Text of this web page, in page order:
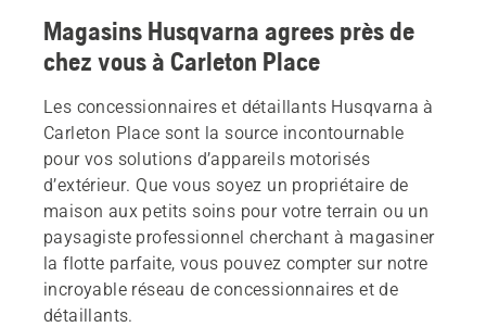
Magasins Husqvarna agrees près de
chez vous à Carleton Place
Les concessionnaires et détaillants Husqvarna à
Carleton Place sont la source incontournable
pour vos solutions d’appareils motorisés
d’extérieur. Que vous soyez un propriétaire de
maison aux petits soins pour votre terrain ou un
paysagiste professionnel cherchant à magasiner
la flotte parfaite, vous pouvez compter sur notre
incroyable réseau de concessionnaires et de
détaillants.